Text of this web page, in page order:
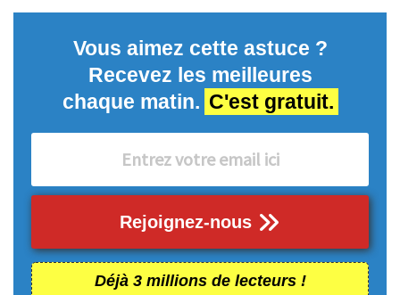
Vous aimez cette astuce ?
Recevez les meilleures
chaque matin. C'est gratuit.
Rejoignez-nous
Déjà 3 millions de lecteurs !